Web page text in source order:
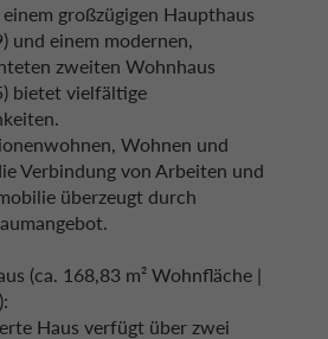
großzügigen Haupthaus
und einem modernen,
zweiten Wohnhaus
bietet vielfältige
Wohnen und
Verbindung von Arbeiten und
überzeugt durch
(ca. 168,83 m² Wohnfläche |
Haus verfügt über zwei